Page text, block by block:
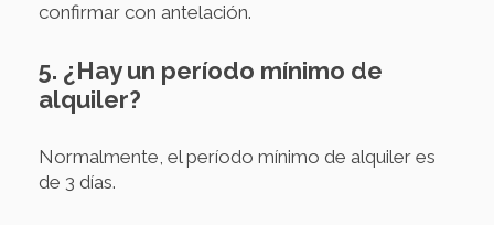
confirmar con antelación.
5. ¿Hay un período mínimo de
alquiler?
Normalmente, el período mínimo de alquiler es
de 3 días.